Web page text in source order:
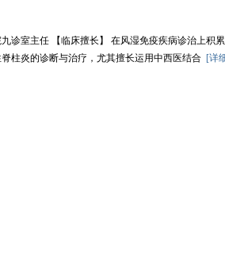
诊室主任 【临床擅长】 在风湿免疫疾病诊治上积
柱炎的诊断与治疗，尤其擅长运用中西医结合 [详